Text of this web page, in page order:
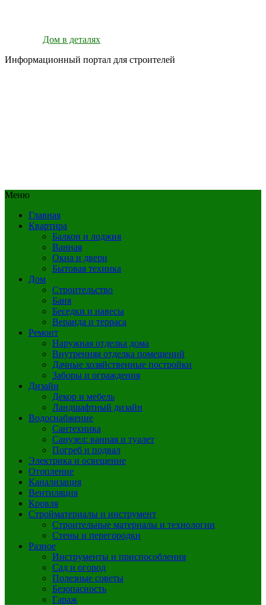
Дом в деталях
Информационный портал для строителей
Меню
Главная
Квартира
Балкон и лоджия
Ванная
Окна и двери
Бытовая техника
Дом
Строительство
Баня
Беседки и навесы
Веранда и терраса
Ремонт
Наружная отделка дома
Внутренняя отделка помещений
Дачные хозяйственные постройки
Заборы и ограждения
Дизайн
Декор и мебель
Ландшафтный дизайн
Водоснабжение
Сантехника
Санузел: ванная и туалет
Погреб и подвал
Электрика и освещение
Отопление
Канализация
Вентиляция
Кровля
Стройматериалы и инструмент
Строительные материалы и технологии
Стены и перегородки
Разное
Инструменты и приспособления
Сад и огород
Полезные советы
Безопасность
Гараж